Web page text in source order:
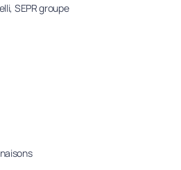
SEPR groupe